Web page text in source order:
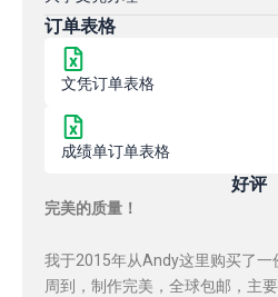
订单表格
文凭订单表格
成绩单订单表格
好评
完美的质量！
我于2015年从Andy这里购买了一
周到，制作完美，全球包邮，主